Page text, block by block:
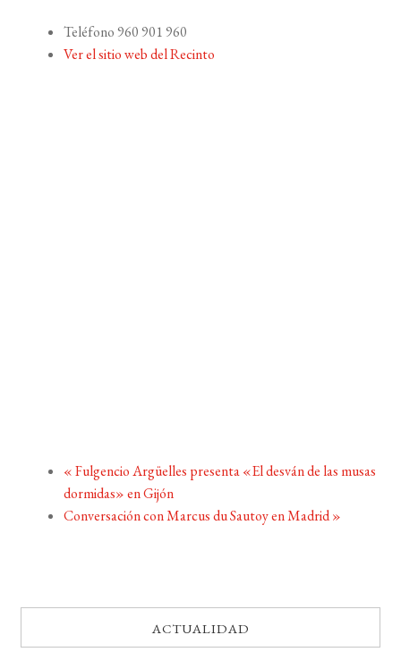
Teléfono 960 901 960
Ver el sitio web del Recinto
«Fulgencio Argüelles presenta «El desván de las musas
dormidas» en Gijón
Conversación con Marcus du Sautoy en Madrid»
ACTUALIDAD